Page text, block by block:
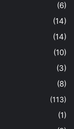
(6)
(14)
(14)
(10)
(3)
(8)
(113)
(1)